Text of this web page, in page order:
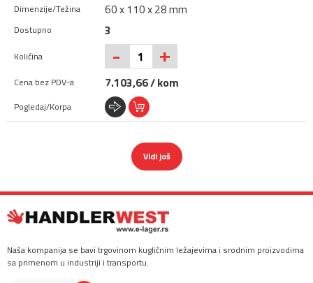
60 x 110 x 28 mm
3
- +
7.103,66 / kom
Vidi još
Naša kompanija se bavi trgovinom kugličnim ležajevima i srodnim proizvodima
sa primenom u industriji i transportu.